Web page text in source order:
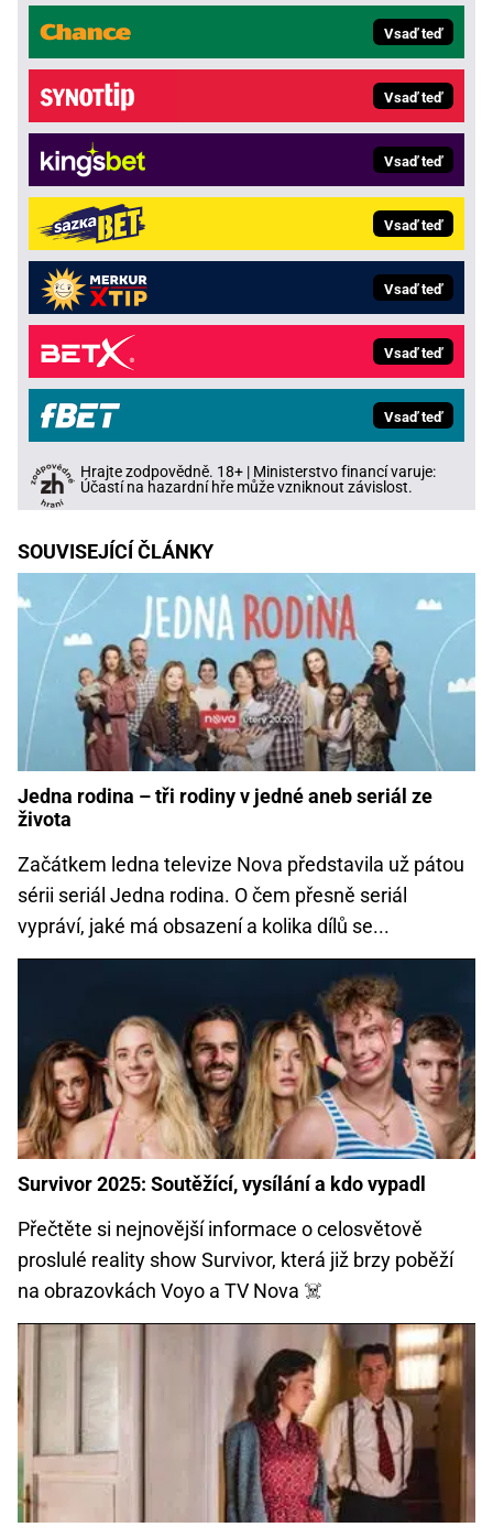
Vsaď teď
Vsaď teď
Vsaď teď
Vsaď teď
Vsaď teď
Vsaď teď
Vsaď teď
Hrajte zodpovědně. 18+ | Ministerstvo financí varuje:
Účastí na hazardní hře může vzniknout závislost.
SOUVISEJÍCÍ ČLÁNKY
Jedna rodina – tři rodiny v jedné aneb seriál ze
života
Začátkem ledna televize Nova představila už pátou
sérii seriál Jedna rodina. O čem přesně seriál
vypráví, jaké má obsazení a kolika dílů se...
Survivor 2025: Soutěžící, vysílání a kdo vypadl
Přečtěte si nejnovější informace o celosvětově
proslulé reality show Survivor, která již brzy poběží
na obrazovkách Voyo a TV Nova ☠️